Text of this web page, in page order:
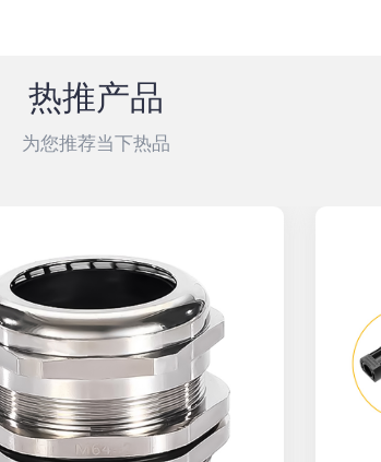
热推产品
为您推荐当下热品